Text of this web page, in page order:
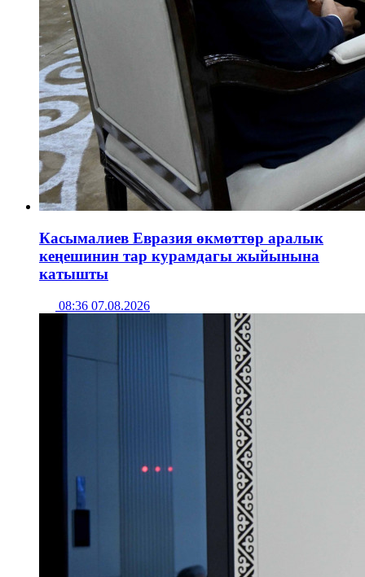
Касымалиев Евразия өкмөттөр аралык
кеңешинин тар курамдагы жыйынына
катышты
08:36 07.08.2026